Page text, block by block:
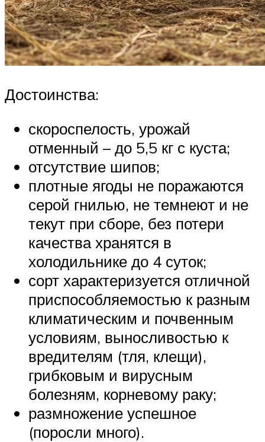
Достоинства:
скороспелость, урожай
отменный – до 5,5 кг с куста;
отсутствие шипов;
плотные ягоды не поражаются
серой гнилью, не темнеют и не
текут при сборе, без потери
качества хранятся в
холодильнике до 4 суток;
сорт характеризуется отличной
приспособляемостью к разным
климатическим и почвенным
условиям, выносливостью к
вредителям (тля, клещи),
грибковым и вирусным
болезням, корневому раку;
размножение успешное
(поросли много).